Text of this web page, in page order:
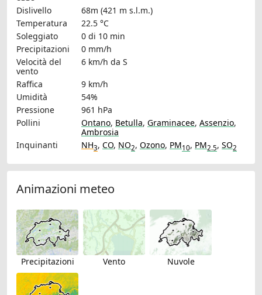
Dislivello
68m (421 m s.l.m.)
Temperatura
22.5 °C
Soleggiato
0 di 10 min
Precipitazioni
0 mm/h
Velocità del
vento
6 km/h da S
Raffica
9 km/h
Umidità
54%
Pressione
961 hPa
Pollini
Ontano, Betulla, Graminacee, Assenzio,
Ambrosia
Inquinanti
NH3, CO, NO2, Ozono, PM10, PM2.5, SO2
Animazioni meteo
Precipitazioni Vento Nuvole